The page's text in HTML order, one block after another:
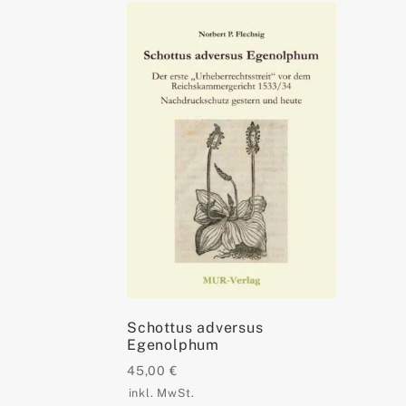
Schottus adversus
Egenolphum
45,00 €
inkl. MwSt.